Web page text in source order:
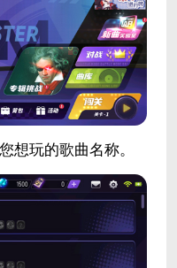
想玩的歌曲名称。